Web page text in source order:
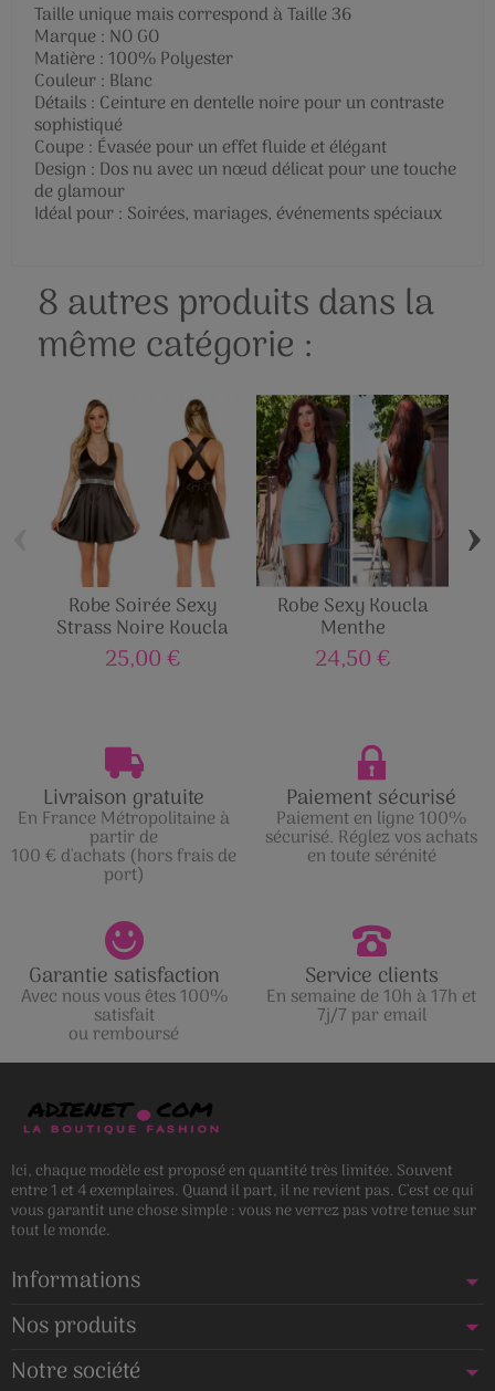
Taille unique mais correspond à Taille 36
Marque : NO GO
Matière : 100% Polyester
Couleur : Blanc
Détails : Ceinture en dentelle noire pour un contraste
sophistiqué
Coupe : Évasée pour un effet fluide et élégant
Design : Dos nu avec un nœud délicat pour une touche
de glamour
Idéal pour : Soirées, mariages, événements spéciaux
8 autres produits dans la
même catégorie :
Robe Soirée Sexy
Strass Noire Koucla
25,00 €
Robe Sexy Koucla
Menthe
24,50 €
›
Livraison gratuite
En France Métropolitaine à
partir de
100 € d'achats (hors frais de
port)
Paiement sécurisé
Paiement en ligne 100%
sécurisé. Réglez vos achats
en toute sérénité
Garantie satisfaction
Avec nous vous êtes 100%
satisfait
ou remboursé
Service clients
En semaine de 10h à 17h et
7j/7 par email
Ici, chaque modèle est proposé en quantité très limitée. Souvent
entre 1 et 4 exemplaires. Quand il part, il ne revient pas. C’est ce qui
vous garantit une chose simple : vous ne verrez pas votre tenue sur
tout le monde.
Informations
Nos produits
Notre société